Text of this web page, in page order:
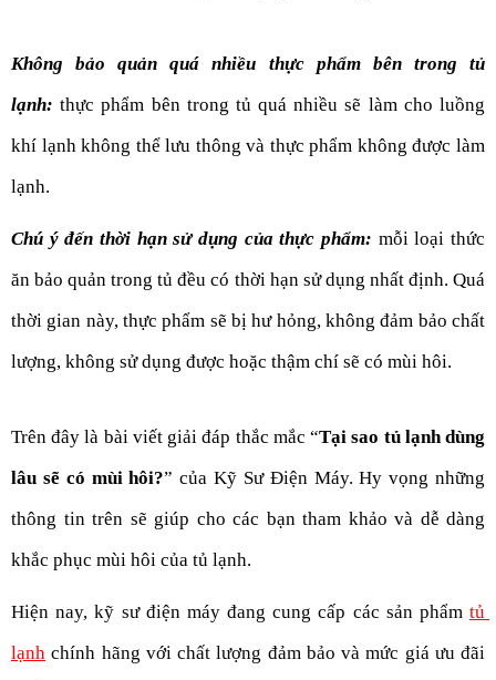
Không bảo quản quá nhiều thực phẩm bên trong tủ
lạnh: thực phẩm bên trong tủ quá nhiều sẽ làm cho luồng
khí lạnh không thể lưu thông và thực phẩm không được làm
lạnh.
Chú ý đến thời hạn sử dụng của thực phẩm: mỗi loại thức
ăn bảo quản trong tủ đều có thời hạn sử dụng nhất định. Quá
thời gian này, thực phẩm sẽ bị hư hỏng, không đảm bảo chất
lượng, không sử dụng được hoặc thậm chí sẽ có mùi hôi.
Trên đây là bài viết giải đáp thắc mắc “Tại sao tủ lạnh dùng
lâu sẽ có mùi hôi?” của Kỹ Sư Điện Máy. Hy vọng những
thông tin trên sẽ giúp cho các bạn tham khảo và dễ dàng
khắc phục mùi hôi của tủ lạnh.
Hiện nay, kỹ sư điện máy đang cung cấp các sản phẩm tủ
lạnh chính hãng với chất lượng đảm bảo và mức giá ưu đãi